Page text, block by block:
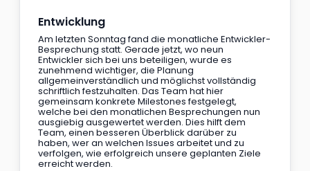
Entwicklung
Am letzten Sonntag fand die monatliche Entwickler-
Besprechung statt. Gerade jetzt, wo neun
Entwickler sich bei uns beteiligen, wurde es
zunehmend wichtiger, die Planung
allgemeinverständlich und möglichst vollständig
schriftlich festzuhalten. Das Team hat hier
gemeinsam konkrete Milestones festgelegt,
welche bei den monatlichen Besprechungen nun
ausgiebig ausgewertet werden. Dies hilft dem
Team, einen besseren Überblick darüber zu
haben, wer an welchen Issues arbeitet und zu
verfolgen, wie erfolgreich unsere geplanten Ziele
erreicht werden.